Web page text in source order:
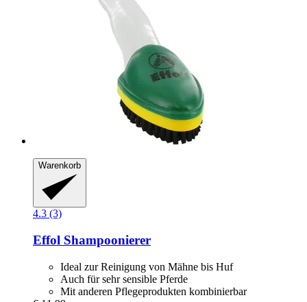
Warenkorb
4.3 (3)
Effol Shampoonierer
Ideal zur Reinigung von Mähne bis Huf
Auch für sehr sensible Pferde
Mit anderen Pflegeprodukten kombinierbar